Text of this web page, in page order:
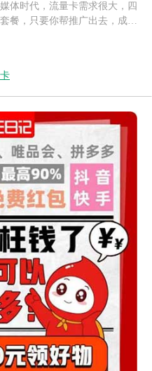
体时代，流量卡需求很大，四
餐，只要你帮推广出去，成功